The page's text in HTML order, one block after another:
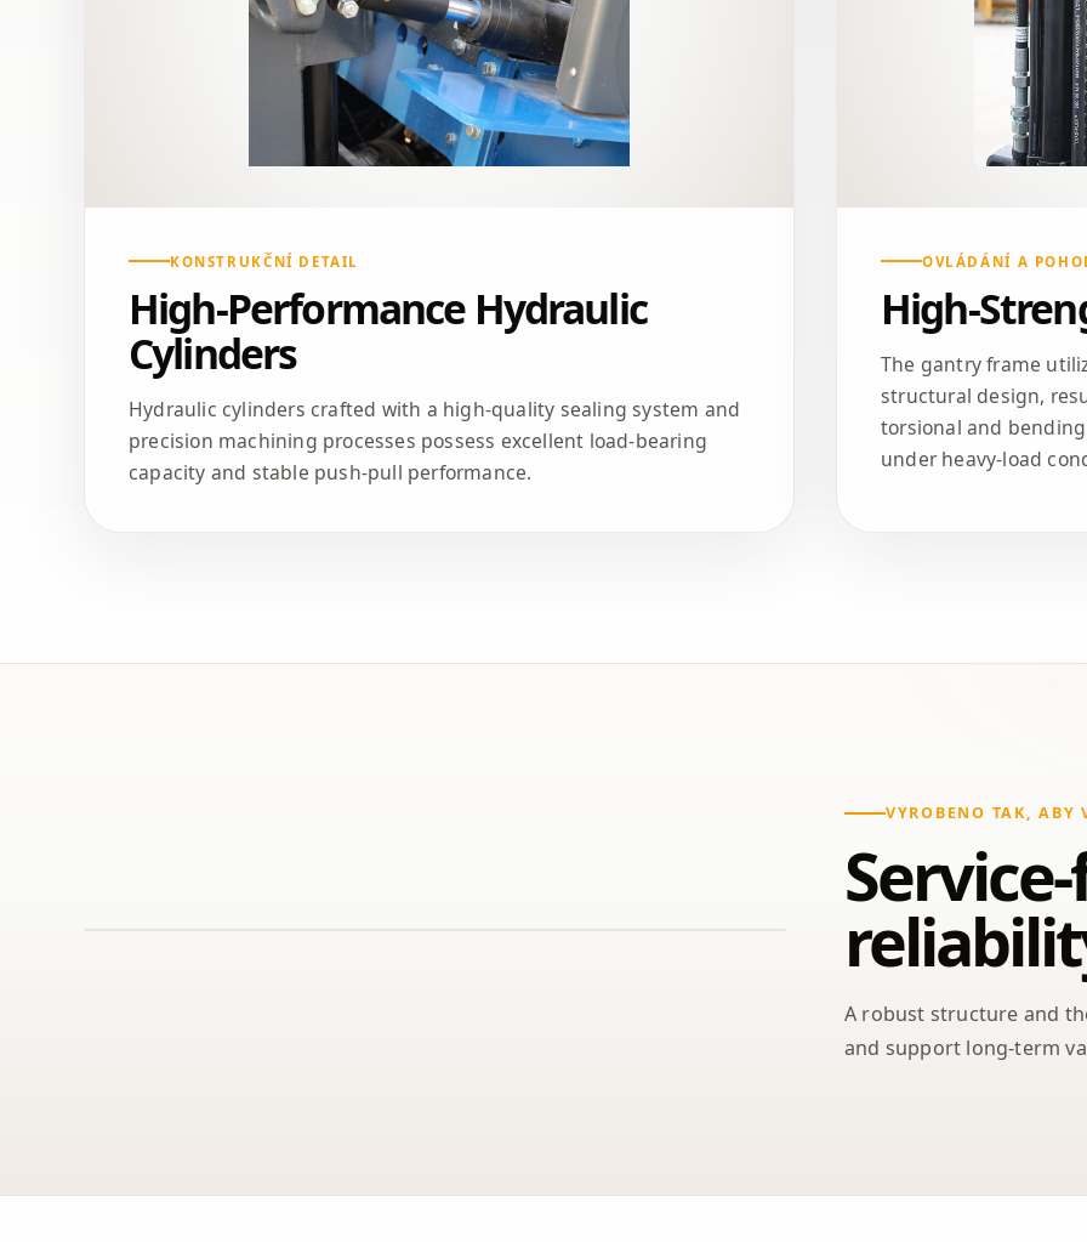
KONSTRUKČNÍ DETAIL
High-Performance Hydraulic
Cylinders
Hydraulic cylinders crafted with a high-quality sealing system and
precision machining processes possess excellent load-bearing
capacity and stable push-pull performance.
OVLÁDÁNÍ A
High-
The gantry frame
structural design,
torsional and
under heavy-load
VYROBENO TAK, ABY
A robust structure and
and support long-term